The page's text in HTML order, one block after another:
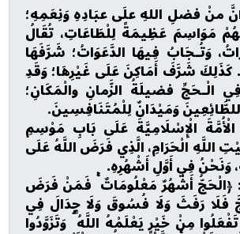
إِنَّ منْ فضلِ اللهِ علَى عبَادِهِ وَنِعَمِهِ؛
مَوَاسِمَ عَظِيمَةً لِلْطَاعَاتِ، تُقَالُ
وَتُـجَابُ فِيهَا الدَّعَوَاتُ؛ شَرَّفَهَا
كَذَلِكَ شَرَّفَ أَمَاكِنَ عَلَى غَيْرِهَا؛ وَقَدِ
الْـحَجِّ فضيلَةُ الزَّمانِ والْمَكَانِ؛
وَمَيْدَانٌ لِلْمُتَنَافِسِينَ.
الْأُمَّةَ الْإِسْلَامِيَّةَ عَلَى بَابِ مَوْسِمِ
اللَّهِ الْحَرَامِ، الَّذِي فَرَضَ اللَّهُ عَلَى
وَنَحْنُ فِي أَوَّلِ أَشْهُرِهِ.
﴿الْحَجُّ أَشْهُرٌ مَعْلُومَاتٌ ۚ فَمَنْ فَرَضَ
فَلَا رَفَثَ وَلَا فُسُوقَ وَلَا جِدَالَ فِي
مِنْ خَيْرٍ يَعْلَمْهُ اللَّهُ ۗ وَتَزَوَّدُوا